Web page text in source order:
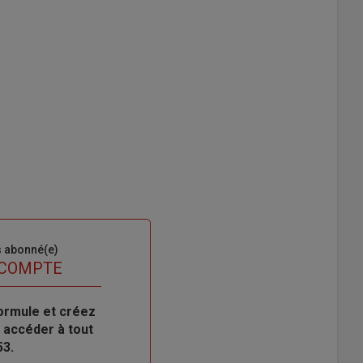
abonné(e)
et créez
à tout